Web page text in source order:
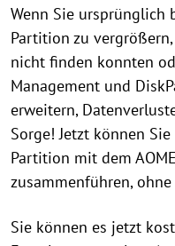
Wenn Sie ursprünglich
Partition zu
nicht finden konnten
Management und
erweitern,
Sorge! Jetzt können
Partition mit dem
zusammenführen,
Sie können es jetzt